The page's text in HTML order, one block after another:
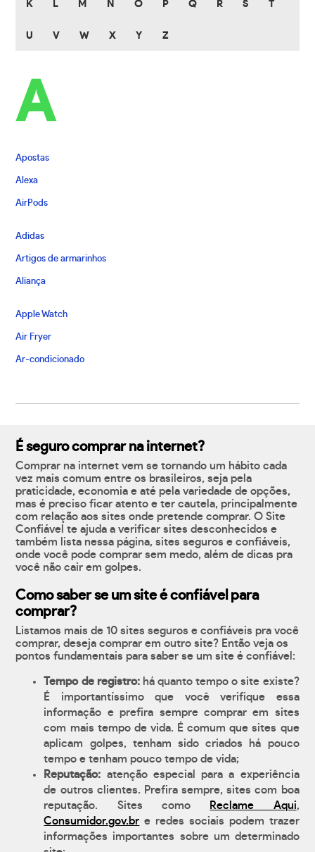
K L M N O P Q R S T
U V W X Y Z
A
Apostas
Alexa
AirPods
Adidas
Artigos de armarinhos
Aliança
Apple Watch
Air Fryer
Ar-condicionado
É seguro comprar na internet?
Comprar na internet vem se tornando um hábito cada
vez mais comum entre os brasileiros, seja pela
praticidade, economia e até pela variedade de opções,
mas é preciso ficar atento e ter cautela, principalmente
com relação aos sites onde pretende comprar. O Site
Confiável te ajuda a verificar sites desconhecidos e
também lista nessa página, sites seguros e confiáveis,
onde você pode comprar sem medo, além de dicas pra
você não cair em golpes.
Como saber se um site é confiável para
comprar?
Listamos mais de 10 sites seguros e confiáveis pra você
comprar, deseja comprar em outro site? Então veja os
pontos fundamentais para saber se um site é confiável:
Tempo de registro:há quanto tempo o site existe?
É importantíssimo que você verifique essa
informação e prefira sempre comprar em sites
com mais tempo de vida. É comum que sites que
aplicam golpes, tenham sido criados há pouco
tempo e tenham pouco tempo de vida;
Reputação: atenção especial para a experiência
de outros clientes. Prefira sempre, sites com boa
reputação. Sites como
Reclame Aqui,
Consumidor.gov.br e redes sociais podem trazer
informações importantes sobre um determinado